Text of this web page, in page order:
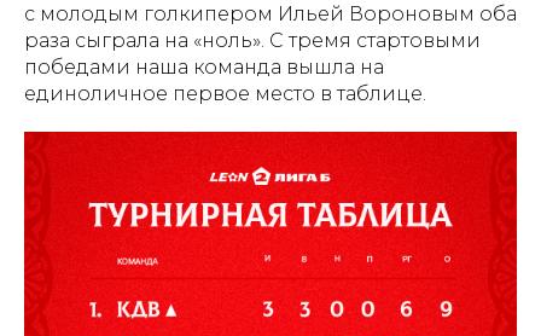
с молодым голкипером Ильей Вороновым оба
раза сыграла на «ноль». С тремя стартовыми
победами наша команда вышла на
единоличное первое место в таблице.